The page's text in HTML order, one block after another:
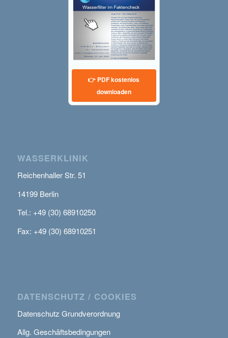
👉 PDF kostenlos
downloaden
WASSERKLINIK
Reichenhaller Str. 51
14199 Berlin
Tel.: +49 (30) 68910250
Fax: +49 (30) 68910251
DATENSCHUTZ / COOKIES
Datenschutz Grundverordnung
Allg. Geschäftsbedingungen